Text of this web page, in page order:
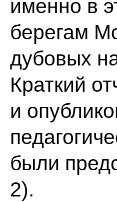
именно в
берегам
дубовых
Краткий
и
были
2).